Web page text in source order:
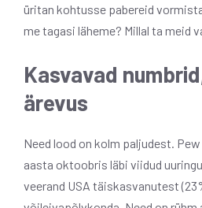
üritan kohtusse pabereid
me tagasi läheme? Millal ta meid
Kasvavad
ärevus
Need lood on kolm paljudest. Pew
aasta oktoobris läbi viidud
veerand USA täiskasvanutest